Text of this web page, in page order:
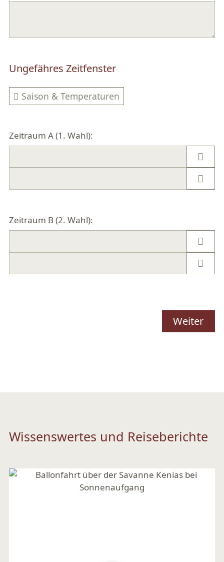
Ungefähres Zeitfenster
Saison & Temperaturen
Zeitraum A (1. Wahl):
Zeitraum B (2. Wahl):
Weiter
Wissenswertes und Reiseberichte